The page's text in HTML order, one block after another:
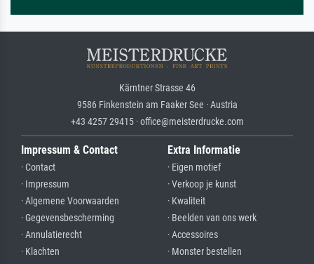
Kärntner Strasse 46
9586 Finkenstein am Faaker See · Austria
+43 4257 29415 · office@meisterdrucke.com
Impressum & Contact
· Contact
· Impressum
· Algemene Voorwaarden
· Gegevensbescherming
· Annulatierecht
· Klachten
Extra Informatie
· Eigen motief
· Verkoop je kunst
· Kwaliteit
· Beelden van ons werk
· Accessoires
· Monster bestellen